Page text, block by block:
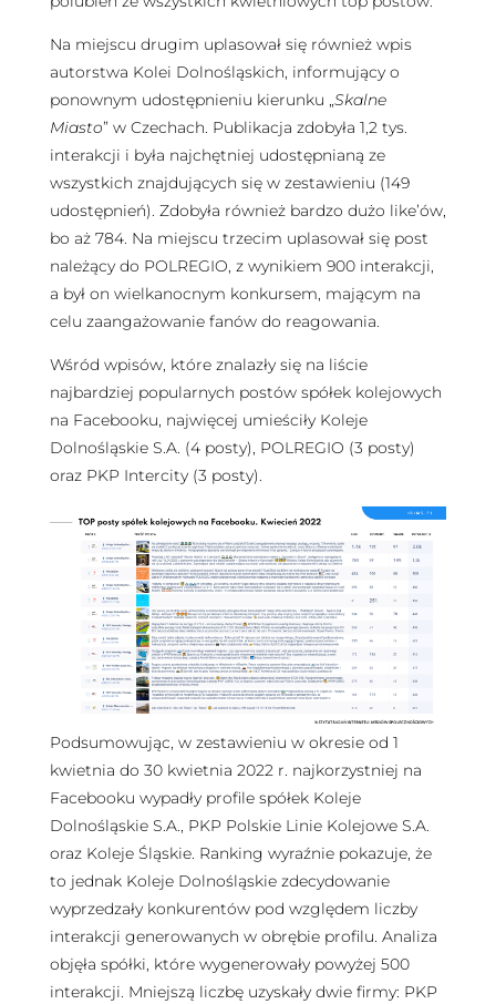
Na miejscu drugim uplasował się również wpis
autorstwa Kolei Dolnośląskich, informujący o
ponownym udostępnieniu kierunku „Skalne
Miasto” w Czechach. Publikacja zdobyła 1,2 tys.
interakcji i była najchętniej udostępnianą ze
wszystkich znajdujących się w zestawieniu (149
udostępnień). Zdobyła również bardzo dużo like’ów,
bo aż 784. Na miejscu trzecim uplasował się post
należący do POLREGIO, z wynikiem 900 interakcji,
a był on wielkanocnym konkursem, mającym na
celu zaangażowanie fanów do reagowania.
Wśród wpisów, które znalazły się na liście
najbardziej popularnych postów spółek kolejowych
na Facebooku, najwięcej umieściły Koleje
Dolnośląskie S.A. (4 posty), POLREGIO (3 posty)
oraz PKP Intercity (3 posty).
Podsumowując, w zestawieniu w okresie od 1
kwietnia do 30 kwietnia 2022 r. najkorzystniej na
Facebooku wypadły profile spółek Koleje
Dolnośląskie S.A., PKP Polskie Linie Kolejowe S.A.
oraz Koleje Śląskie. Ranking wyraźnie pokazuje, że
to jednak Koleje Dolnośląskie zdecydowanie
wyprzedzały konkurentów pod względem liczby
interakcji generowanych w obrębie profilu. Analiza
objęła spółki, które wygenerowały powyżej 500
interakcji. Mniejszą liczbę uzyskały dwie firmy: PKP